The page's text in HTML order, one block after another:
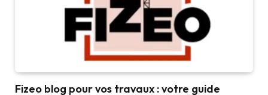
Fizeo blog pour vos travaux : votre guide